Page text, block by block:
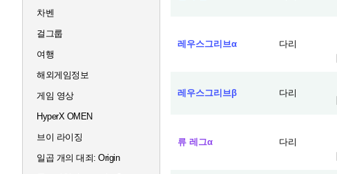
차벤
걸그룹
여행
해외게임정보
게임 영상
HyperX OMEN
브이 라이징
일곱 개의 대죄: Origin
레우스그리브α 다리
레우스그리브β 다리
류 레그α 다리